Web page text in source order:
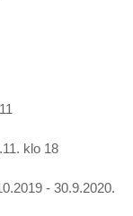
klo 18
- 30.9.2020.